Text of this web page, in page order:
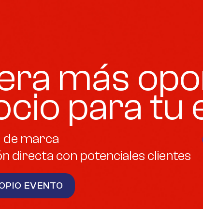
más
para tu
de marca
directa con potenciales clientes
EVENTO